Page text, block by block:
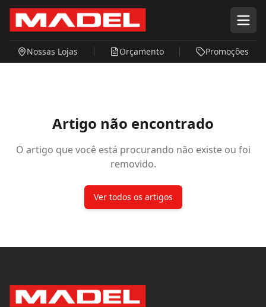
Pular para o conteúdo principal
Nossas Lojas Orçamento Promoções
Artigo não encontrado
O artigo que você está procurando não existe ou foi
removido.
Ver todos os artigos